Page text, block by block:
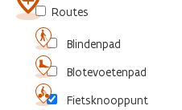
Routes
Blindenpad
Blotevoetenpad
Fietsknooppunt